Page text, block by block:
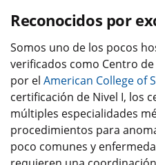
Reconocidos por
Somos uno de los pocos
verificados como Centro
por el American College of
certificación de Nivel I, los
múltiples especialidades
procedimientos para
poco comunes y